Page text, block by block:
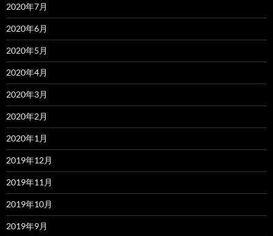
2020年7月
2020年6月
2020年5月
2020年4月
2020年3月
2020年2月
2020年1月
2019年12月
2019年11月
2019年10月
2019年9月